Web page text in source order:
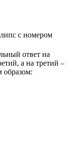
с номером
ответ на
а на третий –
образом: